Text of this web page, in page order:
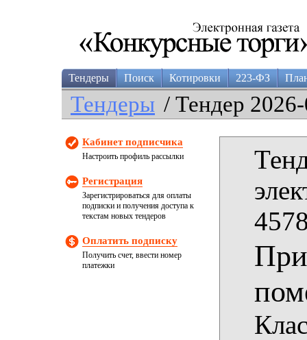
Тендеры Поиск Котировки 223-ФЗ
Тендеры / Тендер
Кабинет подписчика
Настроить профиль рассылки
Регистрация
Зарегистрироваться для оплаты
подписки и получения доступа к
текстам новых тендеров
Оплатить подписку
Получить счет, ввести номер
платежки